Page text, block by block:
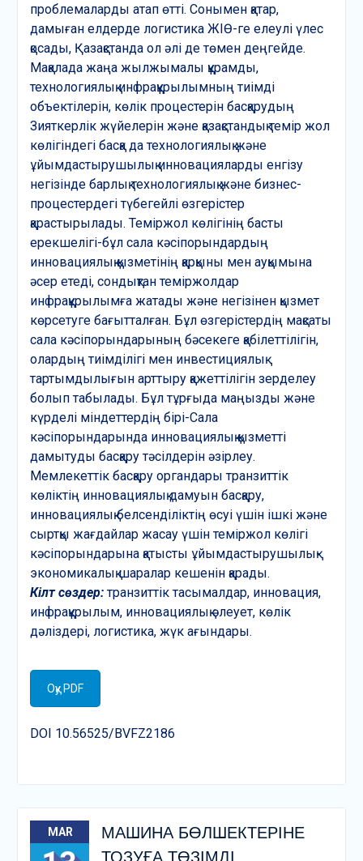
проблемаларды атап өтті. Сонымен қатар,
дамыған елдерде логистика ЖІӨ-ге елеулі үлес
қосады, Қазақстанда ол әлі де төмен деңгейде.
Мақалада жаңа жылжымалы құрамды,
технологиялық инфрақұрылымның тиімді
объектілерін, көлік процестерін басқарудың
Зияткерлік жүйелерін және қазақстандық темір жол
көлігіндегі басқа да технологиялық және
ұйымдастырушылық инновацияларды енгізу
негізінде барлық технологиялық және бизнес-
процестердегі түбегейлі өзгерістер
қарастырылады. Теміржол көлігінің басты
ерекшелігі-бұл сала кәсіпорындардың
инновациялық қызметінің қарқыны мен ауқымына
әсер етеді, сондықтан теміржолдар
инфрақұрылымға жатады және негізінен қызмет
көрсетуге бағытталған. Бұл өзгерістердің мақсаты
сала кәсіпорындарының бәсекеге қабілеттілігін,
олардың тиімділігі мен инвестициялық
тартымдылығын арттыру қажеттілігін зерделеу
болып табылады. Бұл тұрғыда маңызды және
күрделі міндеттердің бірі-Сала
кәсіпорындарында инновациялық қызметті
дамытуды басқару тәсілдерін әзірлеу.
Мемлекеттік басқару органдары транзиттік
көліктің инновациялық дамуын басқару,
инновациялық белсенділіктің өсуі үшін ішкі және
сыртқы жағдайлар жасау үшін теміржол көлігі
кәсіпорындарына қатысты ұйымдастырушылық-
экономикалық шаралар кешенін қарады.
Кілтсөздер:транзиттік тасымалдар, инновация,
инфрақұрылым, инновациялық әлеует, көлік
дәліздері, логистика, жүк ағындары.
Оқу PDF
DOI 10.56525/BVFZ2186
MAR
МАШИНА БӨЛШЕКТЕРІНЕ
ТОЗУҒА ТӨЗІМДІ